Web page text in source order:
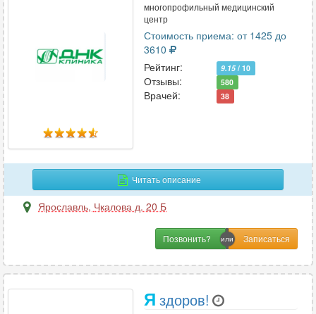
многопрофильный медицинский
центр
Стоимость приема: от 1425 до
3610
Рейтинг:
9.15/ 10
Отзывы: 580
Врачей: 38
Читать описание
Ярославль, Чкалова д. 20 Б
Позвонить?
Я здоров!